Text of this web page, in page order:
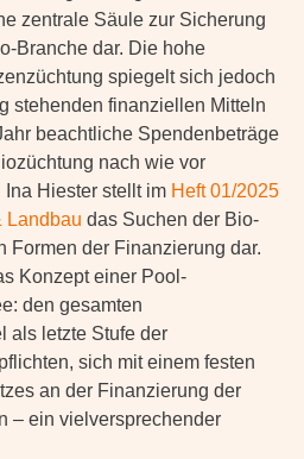
zentrale Säule zur Sicherung
Branche dar. Die hohe
spiegelt sich jedoch
stehenden finanziellen Mitteln
beachtliche Spendenbeträge
nach wie vor
Hiester stellt im Heft 01/2025
Landbau das Suchen der Bio-
Formen der Finanzierung dar.
Konzept einer Pool-
den gesamten
als letzte Stufe der
sich mit einem festen
an der Finanzierung der
– ein vielversprechender